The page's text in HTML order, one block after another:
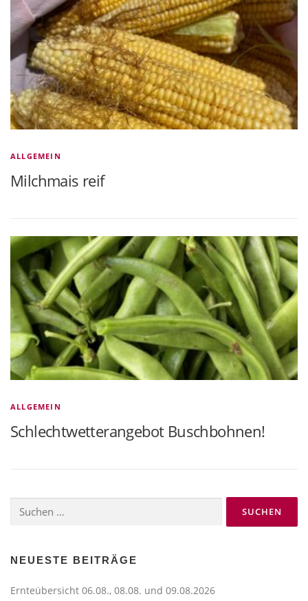
ALLGEMEIN
Milchmais reif
ALLGEMEIN
Schlechtwetterangebot Buschbohnen!
nach:
NEUESTE BEITRÄGE
Ernteübersicht 06.08., 08.08. und 09.08.2026